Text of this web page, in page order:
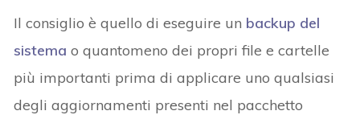
Il consiglio è quello di eseguire un backup del
sistema o quantomeno dei propri file e cartelle
più importanti prima di applicare uno qualsiasi
degli aggiornamenti presenti nel pacchetto